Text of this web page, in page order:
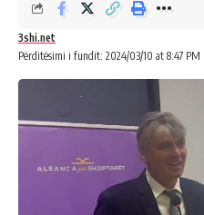
Përditësimi i fundit: 2024/03/10 at 8:47 PM
3shi.net